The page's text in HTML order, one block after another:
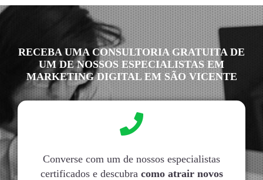
RECEBA UMA CONSULTORIA GRATUITA DE
UM DE NOSSOS ESPECIALISTAS EM
MARKETING DIGITAL EM SÃO VICENTE
Converse com um de nossos especialistas
certificados e descubra como atrair novos